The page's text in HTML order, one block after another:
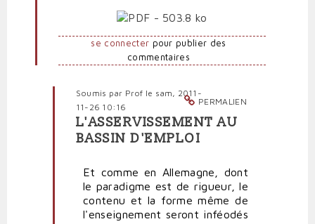
se connecter pour publier des
commentaires
PERMALIEN
Soumis par Prof le sam, 2011-
11-26 10:16
En
réponse
Nous
pouvons
aussi
frapper
L'ASSERVISSEMENT AU
BASSIN D'EMPLOI
Et comme en Allemagne, dont
le paradigme est de rigueur, le
contenu et la forme même de
l'enseignement seront inféodés